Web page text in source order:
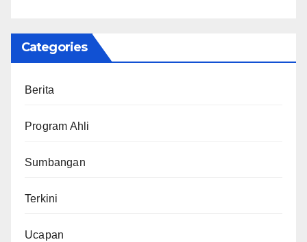
Categories
Berita
Program Ahli
Sumbangan
Terkini
Ucapan